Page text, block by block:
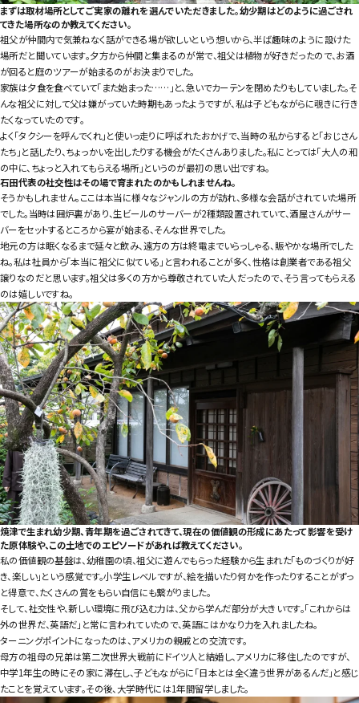
まずは取材場所としてご実家の離れを選んでいただきました。幼少期はどのように過ごされ
てきた場所なのか教えてください。
祖父が仲間内で気兼ねなく話ができる場が欲しいという想いから、半ば趣味のように設けた
場所だと聞いています。夕方から仲間と集まるのが常で、祖父は植物が好きだったので、お酒
が回ると庭のツアーが始まるのがお決まりでした。
家族は夕食を食べていて「また始まった……」と、急いでカーテンを閉めたりもしていました。そ
んな祖父に対して父は嫌がっていた時期もあったようですが、私は子どもながらに覗きに行き
たくなっていたのです。
よく「タクシーを呼んでくれ」と使いっ走りに呼ばれたおかげで、当時の私からすると「おじさん
たち」と話したり、ちょっかいを出したりする機会がたくさんありました。私にとっては「大人の和
の中に、ちょっと入れてもらえる場所」というのが最初の思い出ですね。
石田代表の社交性はその場で育まれたのかもしれませんね。
そうかもしれません。ここは本当に様々なジャンルの方が訪れ、多様な会話がされていた場所
でした。当時は囲炉裏があり、生ビールのサーバーが2種類設置されていて、酒屋さんがサー
バーをセットするところから宴が始まる、そんな世界でした。
地元の方は眠くなるまで延々と飲み、遠方の方は終電までいらっしゃる、賑やかな場所でした
ね。私は社員から「本当に祖父に似ている」と言われることが多く、性格は創業者である祖父
譲りなのだと思います。祖父は多くの方から尊敬されていた人だったので、そう言ってもらえる
のは嬉しいですね。
焼津で生まれ幼少期、青年期を過ごされてきて、現在の価値観の形成にあたって影響を受け
た原体験や、この土地でのエピソードがあれば教えてください。
私の価値観の基盤は、幼稚園の頃、祖父に遊んでもらった経験から生まれた「ものづくりが好
き、楽しい」という感覚です。小学生レベルですが、絵を描いたり何かを作ったりすることがずっ
と得意で、たくさんの賞をもらい自信にも繋がりました。
そして、社交性や、新しい環境に飛び込む力は、父から学んだ部分が大きいです。「これからは
外の世界だ、英語だ」と常に言われていたので、英語にはかなり力を入れましたね。
ターニングポイントになったのは、アメリカの親戚との交流です。
母方の祖母の兄弟は第二次世界大戦前にドイツ人と結婚し、アメリカに移住したのですが、
中学1年生の時にその家に滞在し、子どもながらに「日本とは全く違う世界があるんだ」と感じ
たことを覚えています。その後、大学時代には1年間留学しました。